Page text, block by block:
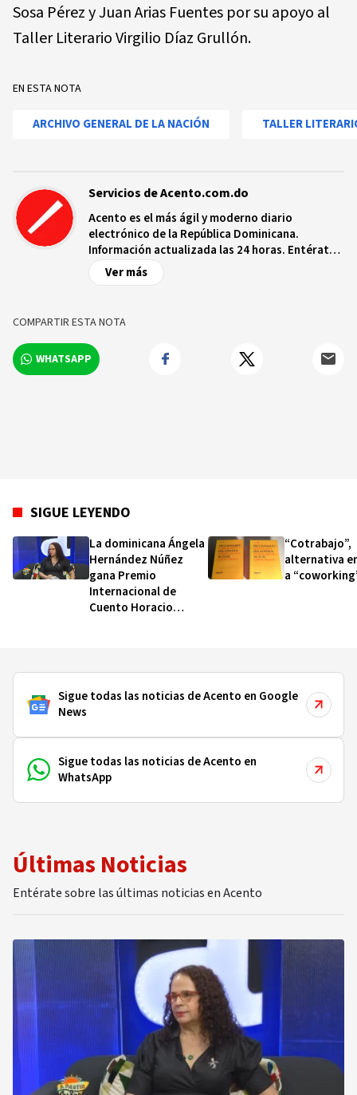
Sosa Pérez y Juan Arias Fuentes por su apoyo al
Taller Literario Virgilio Díaz Grullón.
EN ESTA NOTA
ARCHIVO GENERAL DE LA NACIÓN TALLER
Servicios de Acento.com.do
Acento es el más ágil y moderno diario
electrónico de la República Dominicana.
Información actualizada las 24 horas. Entérate
de las noticias y sucesos más importantes a
nivel nacional e internacional, videos y fotos
Ver más
COMPARTIR ESTA NOTA
WHATSAPP
SIGUE LEYENDO
La dominicana Ángela
Hernández Núñez
gana Premio
Internacional de
Cuento Horacio
“Cotrabajo”,
alternativa
a
Sigue todas las noticias de Acento en Google
News
Sigue todas las noticias de Acento en
WhatsApp